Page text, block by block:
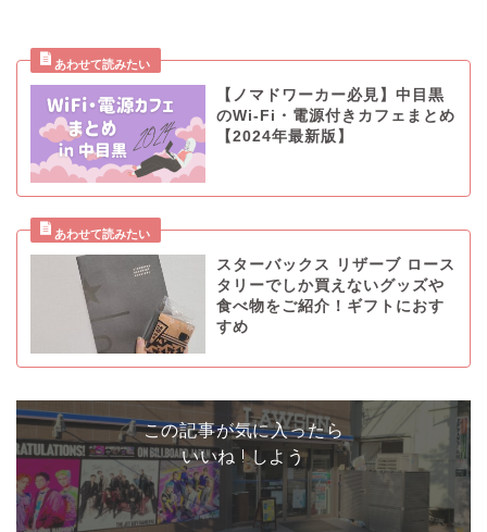
【ノマドワーカー必見】中目黒
のWi-Fi・電源付きカフェまとめ
【2024年最新版】
スターバックス リザーブ ロース
タリーでしか買えないグッズや
食べ物をご紹介！ギフトにおす
すめ
この記事が気に入ったら
いいね ! しよう